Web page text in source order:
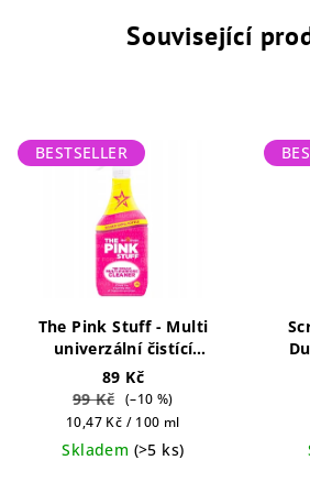
Související
BESTSELLER
The Pink Stuff - Multi
univerzální čistící
prostředek 850ml
89 Kč
99 Kč (–10 %)
Měrná
cena:
10,47 Kč / 100 ml
Skladem (>5 ks)